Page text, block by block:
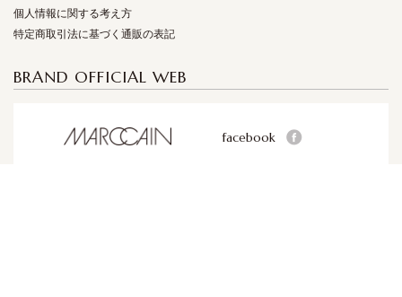
個人情報に関する考え方
特定商取引法に基づく通販の表記
BRAND OFFICIAL WEB
facebook